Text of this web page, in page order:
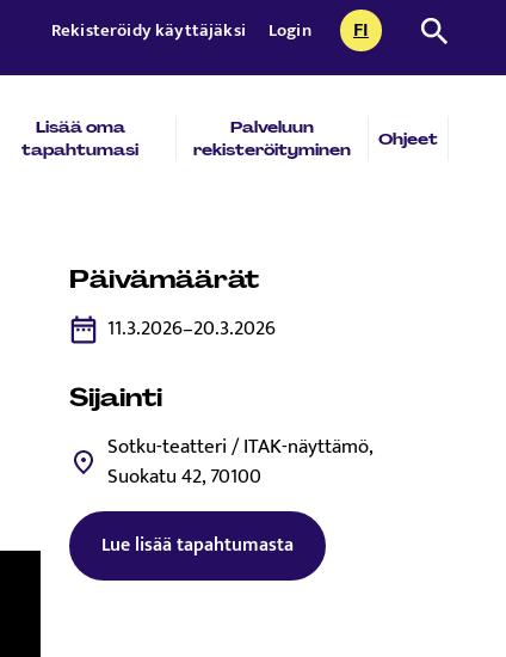
Rekisteröidy käyttäjäksi Login FICURRENTLY
SUOMI Etsi
Lisää oma
tapahtumasi
Palveluun
rekisteröityminen
Ohjeet
Päivämäärät
11.3.2026–20.3.2026
Sijainti
Sotku-teatteri / ITAK-näyttämö,
Suokatu 42, 70100
Lue lisää tapahtumastaTämä linkki aukeaa uuteen